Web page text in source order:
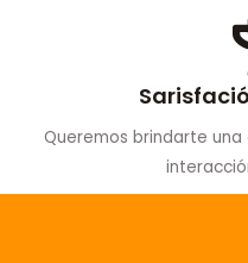
Queremos brindarte